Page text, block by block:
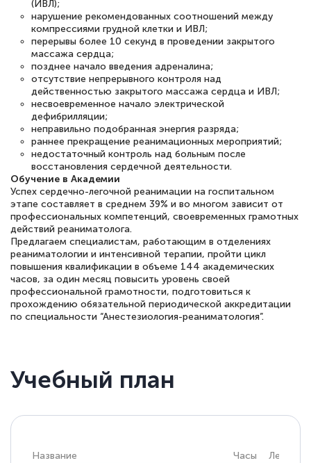
(ИВЛ);
нарушение рекомендованных соотношений между
компрессиями грудной клетки и ИВЛ;
перерывы более 10 секунд в проведении закрытого
массажа сердца;
позднее начало введения адреналина;
отсутствие непрерывного контроля над
действенностью закрытого массажа сердца и ИВЛ;
несвоевременное начало электрической
дефибрилляции;
неправильно подобранная энергия разряда;
раннее прекращение реанимационных мероприятий;
недостаточный контроль над больным после
восстановления сердечной деятельности.
Обучение в Академии
Успех сердечно-легочной реанимации на госпитальном
этапе составляет в среднем 39% и во многом зависит от
профессиональных компетенций, своевременных грамотных
действий реаниматолога.
Предлагаем специалистам, работающим в отделениях
реаниматологии и интенсивной терапии, пройти цикл
повышения квалификации в объеме 144 академических
часов, за один месяц повысить уровень своей
профессиональной грамотности, подготовиться к
прохождению обязательной периодической аккредитации
по специальности “Анестезиология-реаниматология”.
Учебный план
Название Часы Лекции